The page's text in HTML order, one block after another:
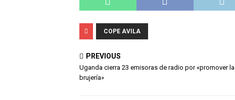
COPE AVILA
PREVIOUS
Uganda cierra 23 emisoras de radio por «promover la
brujería»